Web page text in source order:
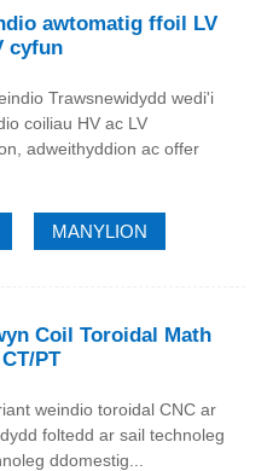
awtomatig ffoil LV
cyfun
Trawsnewidydd wedi'i
coiliau HV ac LV
adweithyddion ac offer
MANYLION
Coil Toroidal Math
PT
weindio toroidal CNC ar
foltedd ar sail technoleg
ddomestig...